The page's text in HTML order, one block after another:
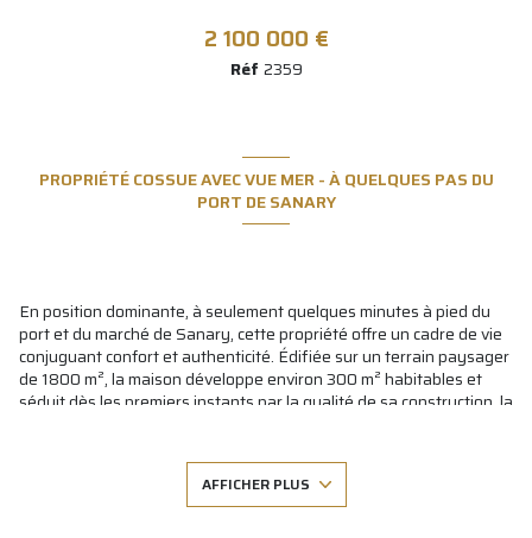
2 100 000 €
Réf 2359
PROPRIÉTÉ COSSUE AVEC VUE MER - À QUELQUES PAS DU
PORT DE SANARY
En position dominante, à seulement quelques minutes à pied du
port et du marché de Sanary, cette propriété offre un cadre de vie
conjuguant confort et authenticité. Édifiée sur un terrain paysager
de 1800 m², la maison développe environ 300 m² habitables et
séduit dès les premiers instants par la qualité de sa construction, la
plusieurs espaces : un salon d’hiver avec une remarquable hauteur
sous plafond, un séjour chaleureux avec cheminée, une cuisine
semi-ouverte moderne et très bien équipée, dotée d’un coin repas,
AFFICHER PLUS